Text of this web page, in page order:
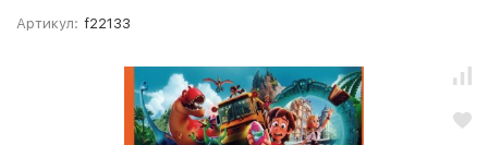
Артикул: f22133